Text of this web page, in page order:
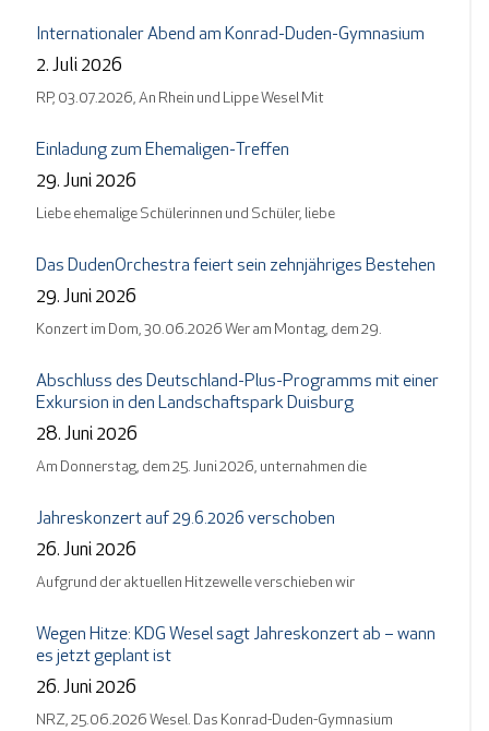
Internationaler Abend am Konrad-Duden-Gymnasium
2. Juli 2026
RP, 03.07.2026, An Rhein und Lippe Wesel Mit
Einladung zum Ehemaligen-Treffen
29. Juni 2026
Liebe ehemalige Schülerinnen und Schüler, liebe
Das DudenOrchestra feiert sein zehnjähriges Bestehen
29. Juni 2026
Konzert im Dom, 30.06.2026 Wer am Montag, dem 29.
Abschluss des Deutschland-Plus-Programms mit einer
Exkursion in den Landschaftspark Duisburg
28. Juni 2026
Am Donnerstag, dem 25. Juni 2026, unternahmen die
Jahreskonzert auf 29.6.2026 verschoben
26. Juni 2026
Aufgrund der aktuellen Hitzewelle verschieben wir
Wegen Hitze: KDG Wesel sagt Jahreskonzert ab – wann
es jetzt geplant ist
26. Juni 2026
NRZ, 25.06.2026 Wesel. Das Konrad-Duden-Gymnasium